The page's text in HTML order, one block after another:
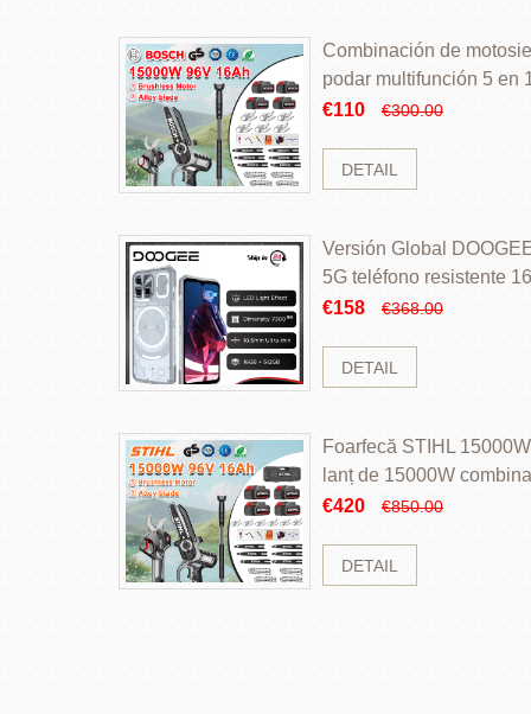
Combinación de
podar multifunción 5 en
€110
€300.00
DETAIL
Versión Global
5G teléfono resistente
ROM Mediatek
€158 €368.00
DETAIL
Foarfecă STIHL
lanț de 15000W
perii și baterie cu li
€420 €850.00
DETAIL